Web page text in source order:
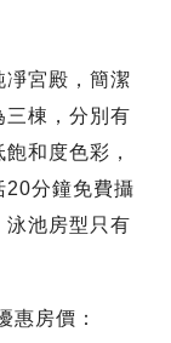
凈宮殿，簡潔
三棟，分別有
和度色彩，
20分鐘免費攝
泳池房型只有
惠房價：